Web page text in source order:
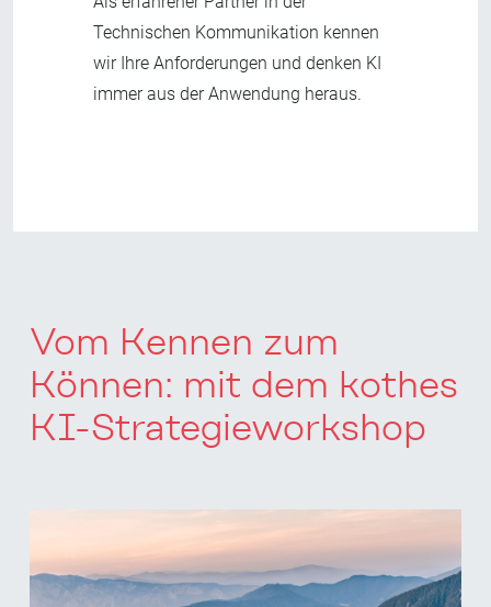
Technischen Kommunikation kennen
wir Ihre Anforderungen und denken KI
immer aus der Anwendung heraus.
Vom Kennen zum
Können: mit dem kothes
KI-Strategieworkshop